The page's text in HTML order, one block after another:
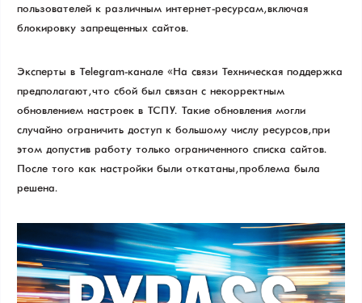
пользователей к различным интернет-ресурсам, включая
блокировку запрещенных сайтов.
Эксперты в Telegram-канале «На связи Техническая поддержка»
предполагают, что сбой был связан с некорректным
обновлением настроек в ТСПУ. Такие обновления могли
случайно ограничить доступ к большому числу ресурсов, при
этом допустив работу только ограниченного списка сайтов.
После того как настройки были откатаны, проблема была
решена.